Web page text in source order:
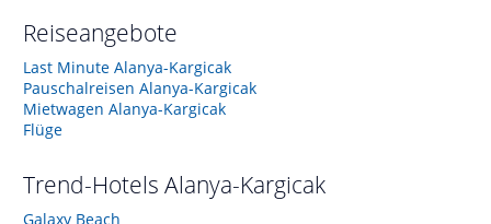
Reiseangebote
Last Minute Alanya-Kargicak
Pauschalreisen Alanya-Kargicak
Mietwagen Alanya-Kargicak
Flüge
Trend-Hotels Alanya-Kargicak
Galaxy Beach